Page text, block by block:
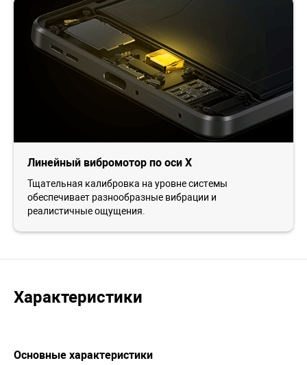
Линейный вибромотор по оси X
Тщательная калибровка на уровне системы
обеспечивает разнообразные вибрации и
реалистичные ощущения.
Характеристики
Основные характеристики